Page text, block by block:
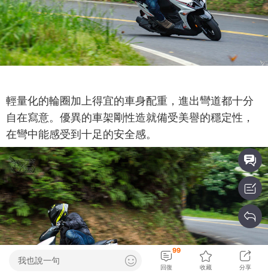
輕量化的輪圈加上得宜的車身配重，進出彎道都十分
自在寫意。優異的車架剛性造就備受美譽的穩定性，
在彎中能感受到十足的安全感。
我也說一句
回復
99
收藏 分享